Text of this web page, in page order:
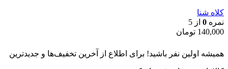
کلاه شنا
نمره 0 از 5
140,000 تومان
همیشه اولین نفر باشید! برای اطلاع از آخرین تخفیف‌ها و جدیدترین